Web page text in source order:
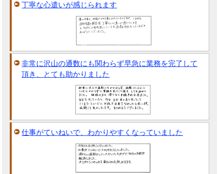
丁寧な心遣いが感じられます
非常に沢山の通数にも関わらず早急に業務を完了して
頂き、とても助かりました
仕事がていねいで、わかりやすくなっていました